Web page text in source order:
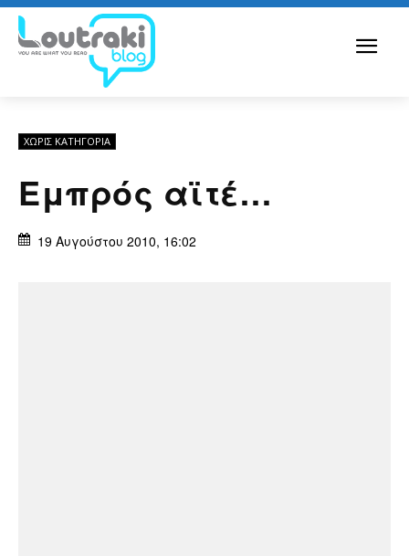
ΧΩΡΊΣ ΚΑΤΗΓΟΡΊΑ
Εμπρός αϊτέ…
19 Αυγούστου 2010, 16:02